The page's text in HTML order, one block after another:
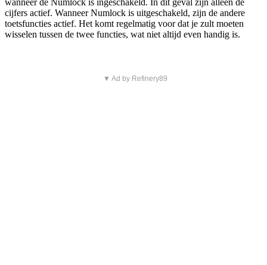
wanneer de Numlock is ingeschakeld. In dit geval zijn alleen de
cijfers actief. Wanneer Numlock is uitgeschakeld, zijn de andere
toetsfuncties actief. Het komt regelmatig voor dat je zult moeten
wisselen tussen de twee functies, wat niet altijd even handig is.
▼ Ad by Refinery89